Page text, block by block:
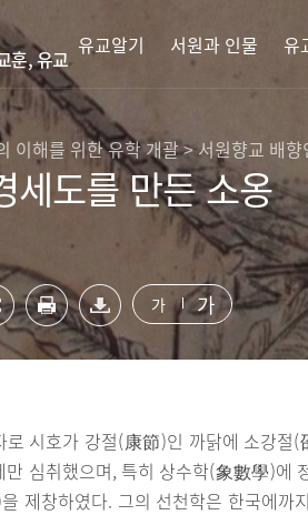
훈, 유교
유교알기 서원과 인물 유
이해를 위한 유학 개괄 > 서원향교 배향
세도를 만든 소옹
가 가
로 시호가 강절(康節)인 까닭에 소강절
만 심취했으며, 특히 상수학(象數學)에
제창하였다. 그의 선천학은 한국에까